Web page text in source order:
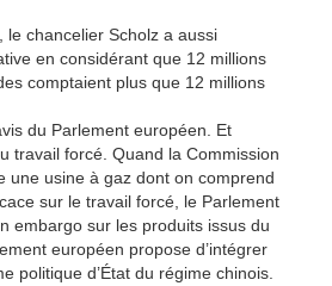
le chancelier Scholz a aussi
en considérant que 12 millions
comptaient plus que 12 millions
du Parlement européen. Et
travail forcé. Quand la Commission
une usine à gaz dont on comprend
sur le travail forcé, le Parlement
embargo sur les produits issus du
européen propose d’intégrer
politique d’État du régime chinois.